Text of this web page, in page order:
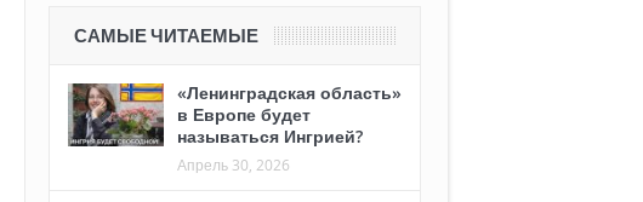
САМЫЕ ЧИТАЕМЫЕ
«Ленинградская область»
в Европе будет
называться Ингрией?
Апрель 30, 2026